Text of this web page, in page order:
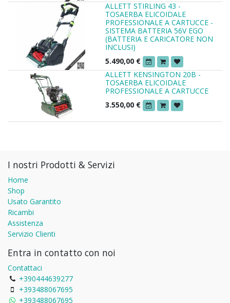
ALLETT STIRLING 43 -
TOSAERBA ELICOIDALE
PROFESSIONALE A CARTUCCE -
SISTEMA BATTERIA 56V EGO
(BATTERIA E CARICATORE NON
INCLUSI)
5.490,00 €
ALLETT KENSINGTON 20B -
TOSAERBA ELICOIDALE
PROFESSIONALE A CARTUCCE
3.550,00 €
I nostri Prodotti & Servizi
Home
Shop
Usato Garantito
Ricambi
Assistenza
Servizio Clienti
Entra in contatto con noi
Contattaci
+390444639277
+393488067695
+393488067695